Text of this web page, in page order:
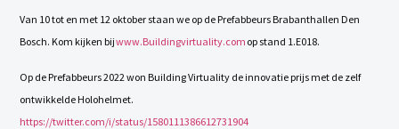
Van 10 tot en met 12 oktober staan we op de Prefabbeurs Brabanthallen Den
Bosch. Kom kijken bijwww.Buildingvirtuality.com op stand 1.E018.
Op de Prefabbeurs 2022 won Building Virtuality de innovatie prijs met de zelf
ontwikkelde Holohelmet.
https://twitter.com/i/status/1580111386612731904